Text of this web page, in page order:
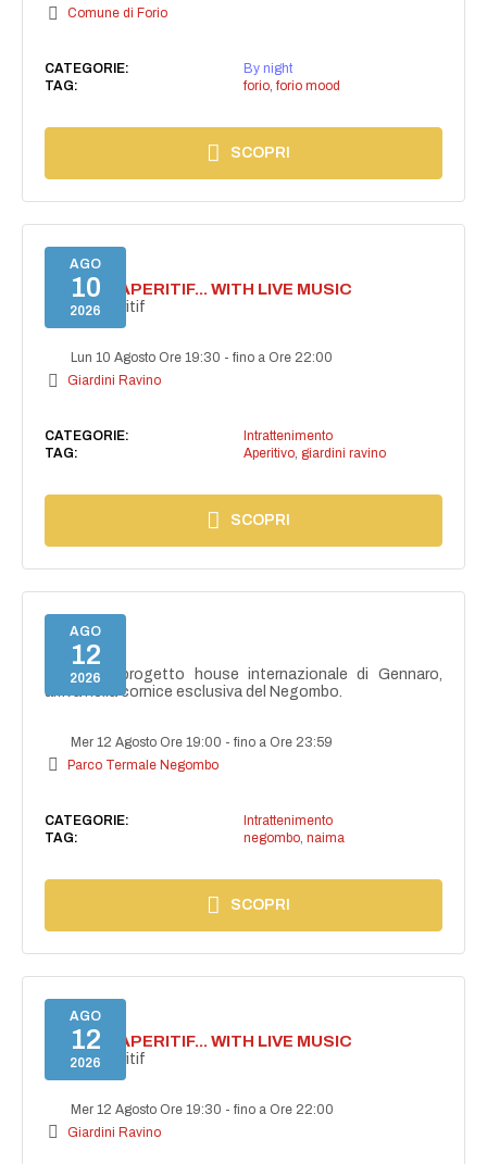
Comune di Forio
CATEGORIE:
By night
TAG:
forio, forio mood
SCOPRI
AGO
10
2026
SECRET APERITIF... WITH LIVE MUSIC
Secret aperitif
Lun 10 Agosto Ore 19:30 -fino a Ore 22:00
Giardini Ravino
CATEGORIE:
Intrattenimento
TAG:
Aperitivo, giardini ravino
SCOPRI
AGO
12
2026
NAIMA
NAIMA, il progetto house internazionale di Gennaro,
arriva nella cornice esclusiva del Negombo.
Mer 12 Agosto Ore 19:00 -fino a Ore 23:59
Parco Termale Negombo
CATEGORIE:
Intrattenimento
TAG:
negombo, naima
SCOPRI
AGO
12
2026
SECRET APERITIF... WITH LIVE MUSIC
Secret aperitif
Mer 12 Agosto Ore 19:30 -fino a Ore 22:00
Giardini Ravino